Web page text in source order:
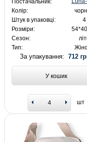
Постачальник:
Колір:
Штук в упаковці:
4
Розміри:
Сезон:
Тип:
За упакування:712
У кошик
шт